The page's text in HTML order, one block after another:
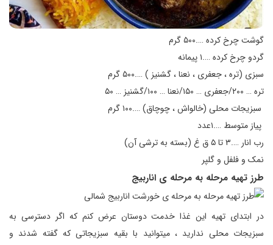
گوشت چرخ کرده ….۵۰۰ گرم
گردو چرخ کرده ….۱ پیمانه
سبزی (تره ، جعفری ، نعنا ، گشنیز ) ….۵۰۰ گرم
تره … ۲۰۰/جعفری … ۱۵۰/نعنا … ۱۰۰/گشنیز … ۵۰
سبزیجات محلی (خالواش ، چوچاق) ….۱۰۰ گرم
پیاز متوسط ….۱عدد
رب انار ….۳ تا ۵ ق غ (بسته به ترشی آن)
نمک و فلفل و گلپر
طرز تهیه مرحله به مرحله ی اناربیج
در ابتدای تهیه این غذا خدمت دوستان عرض کنم که اگر دسترسی به
سبزیجات محلی ندارید ، میتوانید با بقیه سبزیجاتی که گفته شدند و